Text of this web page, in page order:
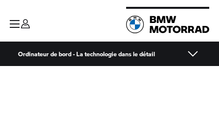
Ordinateur de bord - La technologie dans le détail